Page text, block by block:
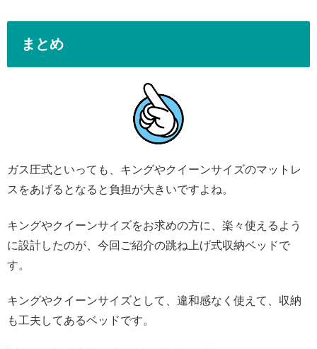
まとめ
ガス圧式といっても、キングやクイーンサイズのマットレ
スをあげるとなると負担が大きいですよね。
キングやクイーンサイズをお求めの方に、楽々使えるよう
に設計したのが、今回ご紹介の跳ね上げ式収納ベッドで
す。
キングやクイーンサイズとして、違和感なく使えて、収納
も工夫してあるベッドです。